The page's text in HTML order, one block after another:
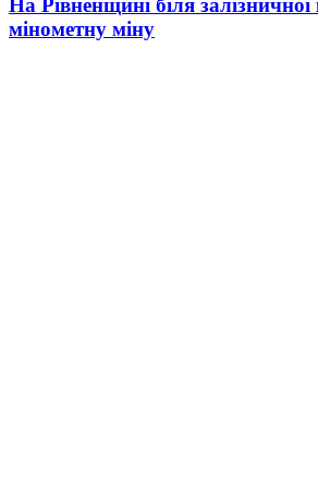
На Рівненщині біля залізничної
мінометну міну